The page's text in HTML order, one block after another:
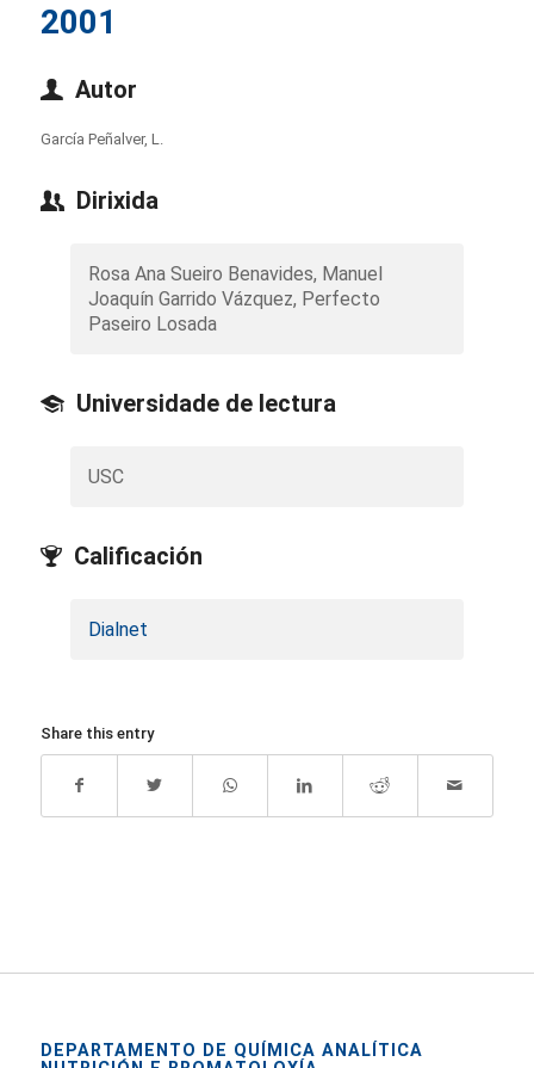
2001
Autor
García Peñalver, L.
Dirixida
Rosa Ana Sueiro Benavides, Manuel
Joaquín Garrido Vázquez, Perfecto
Paseiro Losada
Universidade de lectura
USC
Calificación
Dialnet
Share this entry
DEPARTAMENTO DE QUÍMICA ANALÍTICA